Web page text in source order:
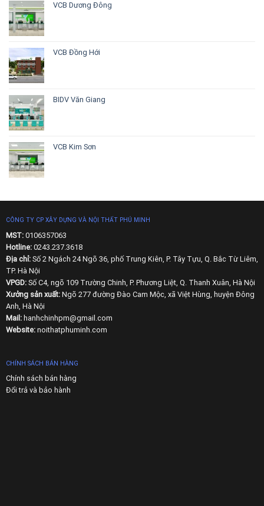
VCB Dương Đông
VCB Đồng Hới
BIDV Văn Giang
VCB Kim Sơn
CÔNG TY CP XÂY DỰNG VÀ NỘI THẤT PHÚ MINH
MST: 0106357063
Hotline:0243.237.3618
Địa chỉ:Số 2 Ngách 24 Ngõ 36, phố Trung Kiên, P. Tây Tựu, Q. Bắc Từ Liêm,
TP. Hà Nội
VPGD:Số C4, ngõ 109 Trường Chinh, P. Phương Liệt, Q. Thanh Xuân, Hà Nội
Xưởng sản xuất:Ngõ 277 đường Đào Cam Mộc, xã Việt Hùng, huyện Đông
Anh, Hà Nội
Mail: hanhchinhpm@gmail.com
Website:noithatphuminh.com
CHÍNH SÁCH BÁN HÀNG
Chính sách bán hàng
Đổi trả và bảo hành